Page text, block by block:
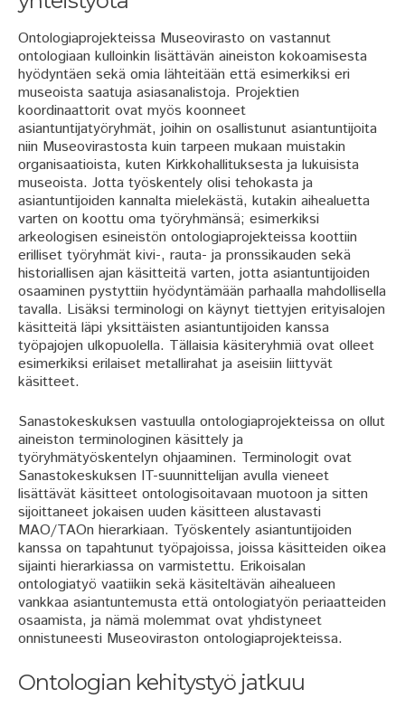
Ontologiaprojekteissa Museovirasto on vastannut
ontologiaan kulloinkin lisättävän aineiston kokoamisesta
hyödyntäen sekä omia lähteitään että esimerkiksi eri
museoista saatuja asiasanalistoja. Projektien
koordinaattorit ovat myös koonneet
asiantuntijatyöryhmät, joihin on osallistunut asiantuntijoita
niin Museovirastosta kuin tarpeen mukaan muistakin
organisaatioista, kuten Kirkkohallituksesta ja lukuisista
museoista. Jotta työskentely olisi tehokasta ja
asiantuntijoiden kannalta mielekästä, kutakin aihealuetta
varten on koottu oma työryhmänsä; esimerkiksi
arkeologisen esineistön ontologiaprojekteissa koottiin
erilliset työryhmät kivi-, rauta- ja pronssikauden sekä
historiallisen ajan käsitteitä varten, jotta asiantuntijoiden
osaaminen pystyttiin hyödyntämään parhaalla mahdollisella
tavalla. Lisäksi terminologi on käynyt tiettyjen erityisalojen
käsitteitä läpi yksittäisten asiantuntijoiden kanssa
työpajojen ulkopuolella. Tällaisia käsiteryhmiä ovat olleet
esimerkiksi erilaiset metallirahat ja aseisiin liittyvät
käsitteet.
Sanastokeskuksen vastuulla ontologiaprojekteissa on ollut
aineiston terminologinen käsittely ja
työryhmätyöskentelyn ohjaaminen. Terminologit ovat
Sanastokeskuksen IT-suunnittelijan avulla vieneet
lisättävät käsitteet ontologisoitavaan muotoon ja sitten
sijoittaneet jokaisen uuden käsitteen alustavasti
MAO/TAOn hierarkiaan. Työskentely asiantuntijoiden
kanssa on tapahtunut työpajoissa, joissa käsitteiden oikea
sijainti hierarkiassa on varmistettu. Erikoisalan
ontologiatyö vaatiikin sekä käsiteltävän aihealueen
vankkaa asiantuntemusta että ontologiatyön periaatteiden
osaamista, ja nämä molemmat ovat yhdistyneet
onnistuneesti Museoviraston ontologiaprojekteissa.
Ontologian kehitystyö jatkuu